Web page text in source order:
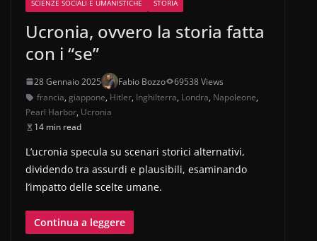
SCIENZE SOCIALI E UMANISTICHE
STORIA
Ucronia, ovvero la storia fatta
con i “se”
28 Gennaio 2025 Fabio Bozzo
69538 Views
francia, giappone, Hitler, Inghilterra, Londra, Napoleone,
Pearl Harbor, Ucronia
14 min read
L’ucronia specula su scenari storici alternativi,
dividendo tra assurdi e plausibili, esaminando
l’impatto delle scelte umane.
Continua a leggere